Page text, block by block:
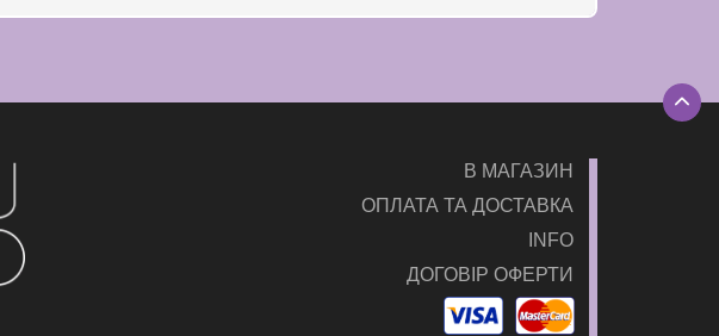
В МАГАЗИН
ОПЛАТА ТА ДОСТАВКА
INFO
ДОГОВІР ОФЕРТИ